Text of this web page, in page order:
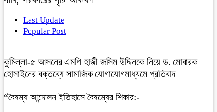
Last Update
Popular Post
কুমিল্লা-৫ আসনের এমপি হাজী জসিম উদ্দিনকে নিয়ে ড. মোবারক
হোসাইনের বক্তব্যে সামাজিক যোগাযোগমাধ্যমে প্রতিবাদ
“বৈষম্য আন্দোলন ইতিহাসে বৈষম্যের শিকার:-